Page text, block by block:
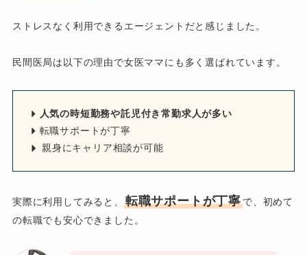
ストレスなく利用できるエージェントだと感じました。
民間医局は以下の理由で女医ママにも多く選ばれています。
人気の時短勤務や託児付き常勤求人が多い
転職サポートが丁寧
親身にキャリア相談が可能
実際に利用してみると、 転職サポートが丁寧で、初めて
の転職でも安心できました。